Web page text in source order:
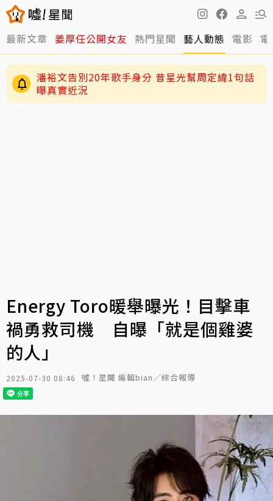
最新文章 姜厚任公開女友 熱門星聞 藝人動態 電影
潘裕文告別20年歌手身分 昔星光幫周定緯1句話
曝真實近況
Energy Toro暖舉曝光！目擊車
禍勇救司機 自曝「就是個雞婆
的人」
2025-07-30 08:46 噓！星聞 編輯bian／綜合報導